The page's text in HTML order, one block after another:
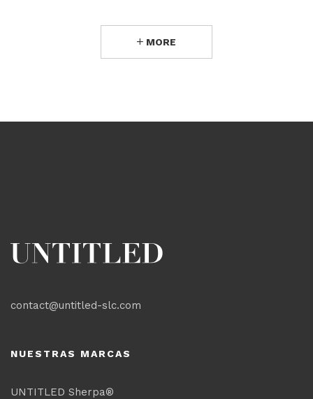
MORE
contact@untitled-slc.com
NUESTRAS MARCAS
UNTITLED Sherpa®